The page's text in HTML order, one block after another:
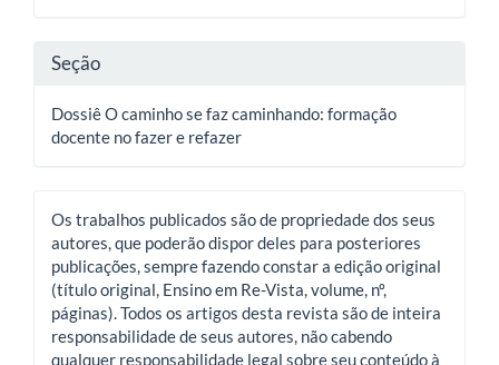
Seção
Dossiê O caminho se faz caminhando: formação
docente no fazer e refazer
Os trabalhos publicados são de propriedade dos seus
autores, que poderão dispor deles para posteriores
publicações, sempre fazendo constar a edição original
(título original, Ensino em Re-Vista, volume, nº,
páginas). Todos os artigos desta revista são de inteira
responsabilidade de seus autores, não cabendo
qualquer responsabilidade legal sobre seu conteúdo à